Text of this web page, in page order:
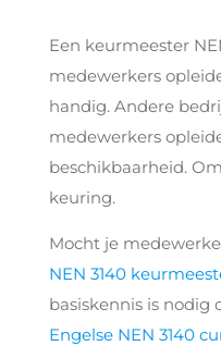
Een keurmeester
medewerkers
handig. Andere
medewerkers
beschikbaarheid.
keuring.
Mocht je
NEN 3140
basiskennis is nodig
Engelse NEN 3140